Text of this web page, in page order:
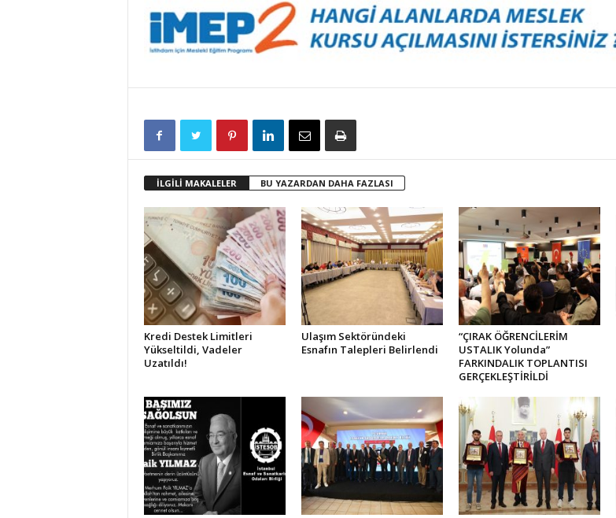
İLGİLİ MAKALELER BU YAZARDAN DAHA FAZLASI
Kredi Destek Limitleri
Yükseltildi, Vadeler
Uzatıldı!
Ulaşım Sektöründeki
Esnafın Talepleri Belirlendi
“ÇIRAK ÖĞRENCİLERİM
USTALIK Yolunda”
FARKINDALIK TOPLANTISI
GERÇEKLEŞTİRİLDİ